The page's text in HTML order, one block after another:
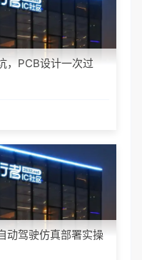
，PCB设计一次过
动驾驶仿真部署实操